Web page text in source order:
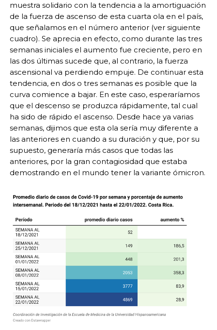
muestra solidario con la tendencia a la amortiguación
de la fuerza de ascenso de esta cuarta ola en el país,
que señalamos en el número anterior (ver siguiente
cuadro). Se aprecia en efecto, como durante las tres
semanas iniciales el aumento fue creciente, pero en
las dos últimas sucede que, al contrario, la fuerza
ascensional va perdiendo empuje. De continuar esta
tendencia, en dos o tres semanas es posible que la
curva comience a bajar. En este caso, esperaríamos
que el descenso se produzca rápidamente, tal cual
ha sido de rápido el ascenso. Desde hace ya varias
semanas, dijimos que esta ola sería muy diferente a
las anteriores en cuando a su duración y que, por su
supuesto, generaría más casos que todas las
anteriores, por la gran contagiosidad que estaba
demostrando en el mundo tener la variante ómicron.